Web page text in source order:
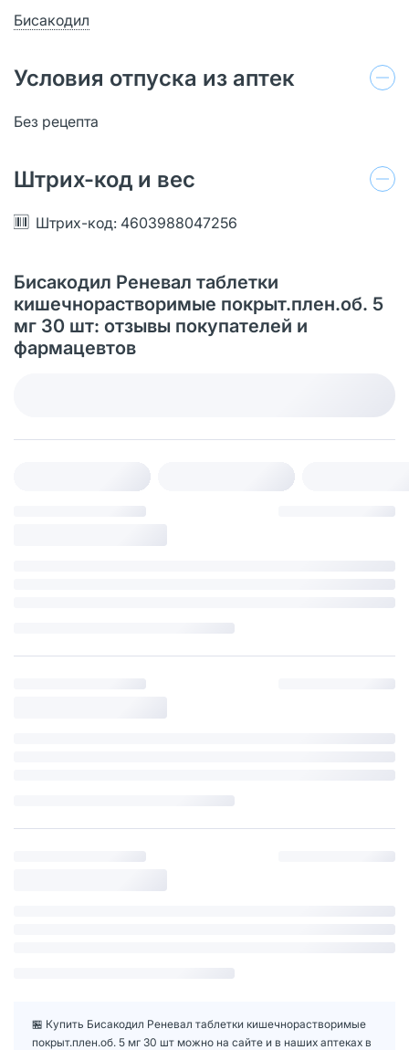
Бисакодил
Условия отпуска из аптек
Без рецепта
Штрих-код и вес
Штрих-код: 4603988047256
Бисакодил Реневал таблетки
кишечнорастворимые покрыт.плен.об. 5
мг 30 шт: отзывы покупателей и
фармацевтов
🏪 Купить Бисакодил Реневал таблетки кишечнорастворимые
покрыт.плен.об. 5 мг 30 шт можно на сайте и в наших аптеках в